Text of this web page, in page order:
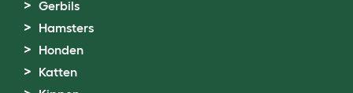
Gerbils
Hamsters
Honden
Katten